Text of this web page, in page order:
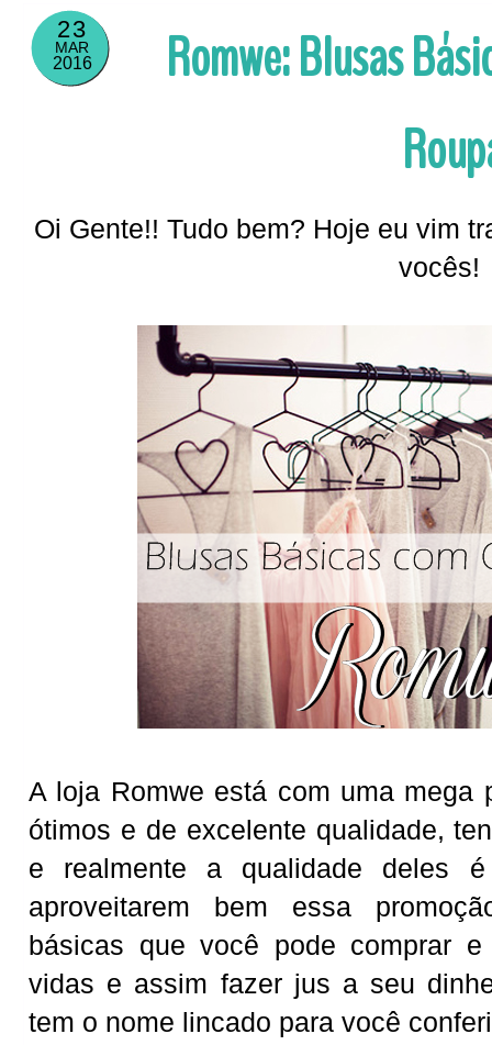
23
MAR
2016
Romwe: Blusas
Oi Gente!! Tudo bem? Hoje eu vim
vocês!
A loja Romwe está com uma mega
ótimos e de excelente qualidade,
e realmente a qualidade deles
aproveitarem bem essa
básicas que você pode comprar
vidas e assim fazer jus a seu
tem o nome lincado para você